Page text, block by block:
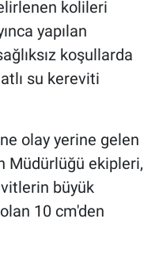
kolileri
yapılan
koşullarda
su kereviti
olay yerine gelen
Müdürlüğü ekipleri,
büyük
10 cm'den